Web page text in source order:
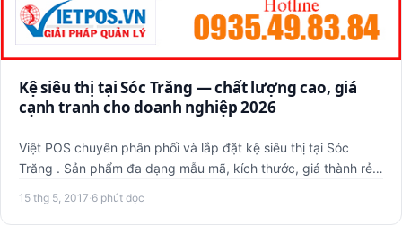
Kệ siêu thị tại Sóc Trăng — chất lượng cao, giá
cạnh tranh cho doanh nghiệp 2026
Việt POS chuyên phân phối và lắp đặt kệ siêu thị tại Sóc
Trăng . Sản phẩm đa dạng mẫu mã, kích thước, giá thành rẻ,
15 thg 5, 2017·6 phút đọc